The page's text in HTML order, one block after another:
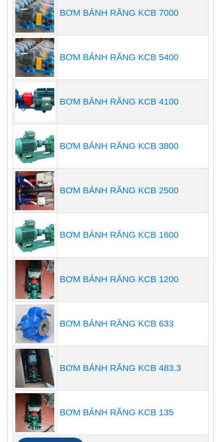
Lựa chọn bơm định lượng
Có vẻ như trường hợp của hầu hết mọi thứ, kích
thước thực sự quan trọng khi xác định máy
định lượng giá rẻ
ứng dụng xử lý nước lò hơi. Cụ thể hơn, việc lựa
chọn bắt đầu bằng việc tìm hiểu kích thước phù
hợp về công suất của cả tốc độ dòng chảy và áp
suất xả của máy bơm.
Nói một cách đơn giản, máy bơm định lượng
không nên quá khổ. Trên thực tế, một máy bơm
BƠM BÁNH RĂNG KCB 7000
BƠM BÁNH RĂNG KCB 5400
BƠM BÁNH RĂNG KCB 4100
BƠM BÁNH RĂNG KCB 3800
BƠM BÁNH RĂNG KCB 2500
BƠM BÁNH RĂNG KCB 1600
BƠM BÁNH RĂNG KCB 1200
BƠM BÁNH RĂNG KCB 633
BƠM BÁNH RĂNG KCB 483.3
BƠM BÁNH RĂNG KCB 135